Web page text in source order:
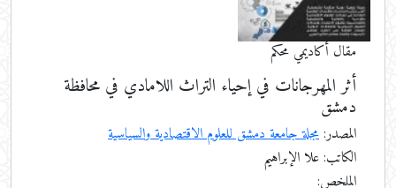
مقال أكاديمي محكم
أثر المهرجانات في إحياء التراث اللامادي في محافظة
دمشق
المصدر:مجلة جامعة دمشق للعلوم الاقتصادية والسياسية
الكاتب: علا الإبراهيم
الملخص: